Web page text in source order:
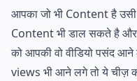
आपका जो भी Content है
Content भी डाल सकते है
को आपकी वो वीडियो पसंद
views भी आने लगे तो ये चीज़